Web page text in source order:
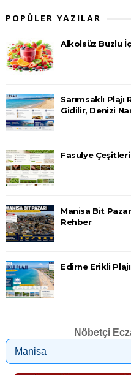
POPÜLER YAZILAR
Alkolsüz Buzlu
Sarımsaklı
Gidilir, Denizi
Fasulye Çeşitleri
Manisa Bit
Rehber
Edirne Erikli
Nöbetçi